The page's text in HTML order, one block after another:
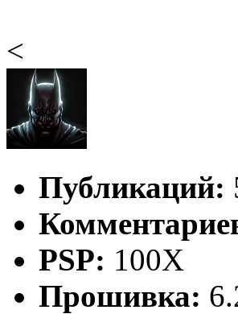
<
Публикаций:
PSP: 100X
Прошивка: